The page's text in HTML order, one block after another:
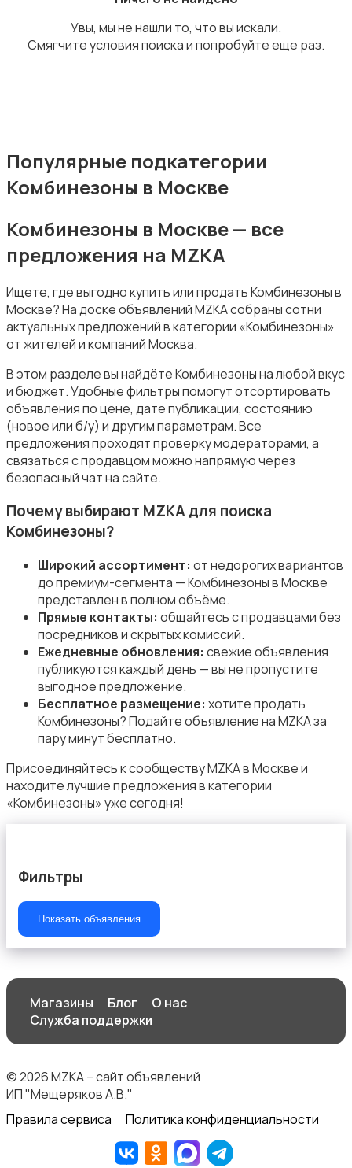
Рубашки
Свитеры и толстовки
Спортивная одежда
Футболки и поло
Штаны и шорты
Другое
Увы, мы не нашли то, что вы искали.
Смягчите условия поиска и попробуйте еще раз.
Популярные подкатегории
Комбинезоны в Москве
Комбинезоны в Москве — все
предложения на MZKA
Ищете, где выгодно купить или продать Комбинезоны в
Москве? На доске объявлений MZKA собраны сотни
актуальных предложений в категории «Комбинезоны»
от жителей и компаний Москва.
В этом разделе вы найдёте Комбинезоны на любой вкус
и бюджет. Удобные фильтры помогут отсортировать
объявления по цене, дате публикации, состоянию
(новое или б/у) и другим параметрам. Все
предложения проходят проверку модераторами, а
связаться с продавцом можно напрямую через
безопасный чат на сайте.
Почему выбирают MZKA для поиска
Комбинезоны?
Широкий ассортимент: от недорогих вариантов
до премиум-сегмента — Комбинезоны в Москве
представлен в полном объёме.
Прямые контакты: общайтесь с продавцами без
посредников и скрытых комиссий.
Ежедневные обновления: свежие объявления
публикуются каждый день — вы не пропустите
выгодное предложение.
Бесплатное размещение: хотите продать
Комбинезоны? Подайте объявление на MZKA за
пару минут бесплатно.
Присоединяйтесь к сообществу MZKA в Москве и
находите лучшие предложения в категории
«Комбинезоны» уже сегодня!
Фильтры
Показать объявления
Магазины Блог
О нас
Служба поддержки
© 2026 MZKA – сайт объявлений
ИП "Мещеряков А.В."
Правила сервиса
Политика конфиденциальности